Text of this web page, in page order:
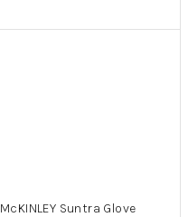
McKINLEY Suntra Glove